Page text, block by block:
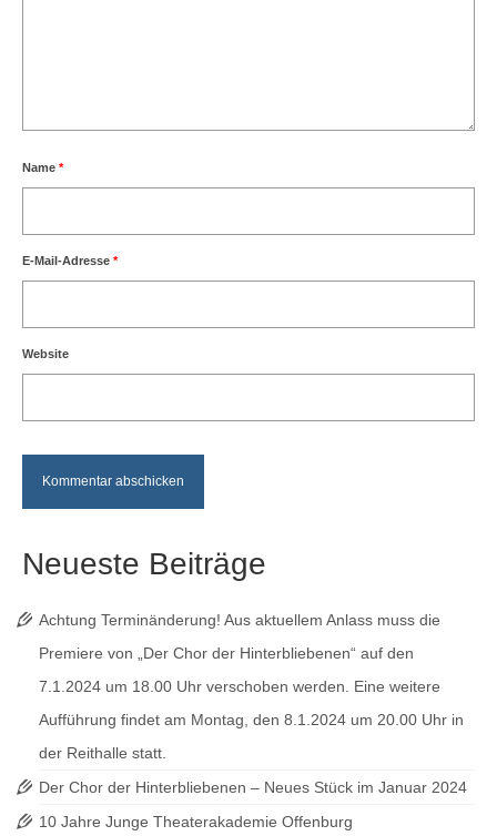
Name *
E-Mail-Adresse *
Website
Neueste Beiträge
Achtung Terminänderung! Aus aktuellem Anlass muss die
Premiere von „Der Chor der Hinterbliebenen“ auf den
7.1.2024 um 18.00 Uhr verschoben werden. Eine weitere
Aufführung findet am Montag, den 8.1.2024 um 20.00 Uhr in
der Reithalle statt.
Der Chor der Hinterbliebenen – Neues Stück im Januar 2024
10 Jahre Junge Theaterakademie Offenburg